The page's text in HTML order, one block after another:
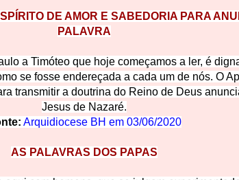
DE AMOR E SABEDORIA PARA
PALAVRA
a Timóteo que hoje começamos a ler, é
se fosse endereçada a cada um de nós. O
transmitir a doutrina do Reino de Deus
Jesus de Nazaré.
Arquidiocese BH em 03/06/2020
AS PALAVRAS DOS PAPAS